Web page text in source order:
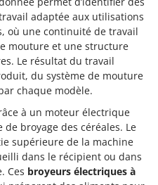
adaptée aux utilisations
où une continuité de travail
mouture et une structure
Le résultat du travail
du système de mouture
chaque modèle.
à un moteur électrique
broyage des céréales. Le
supérieure de la machine
dans le récipient ou dans
Ces broyeurs électriques à